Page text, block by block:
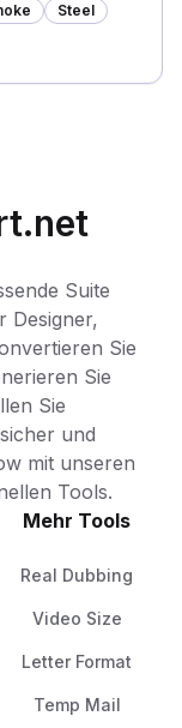
Steel
Suite
Designer,
Sie
Sie
Sie
und
mit unseren
Tools.
Mehr Tools
Real Dubbing
Video Size
Letter Format
Temp Mail